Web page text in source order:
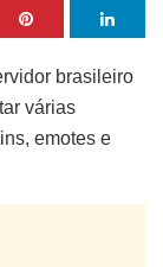
brasileiro
várias
emotes e